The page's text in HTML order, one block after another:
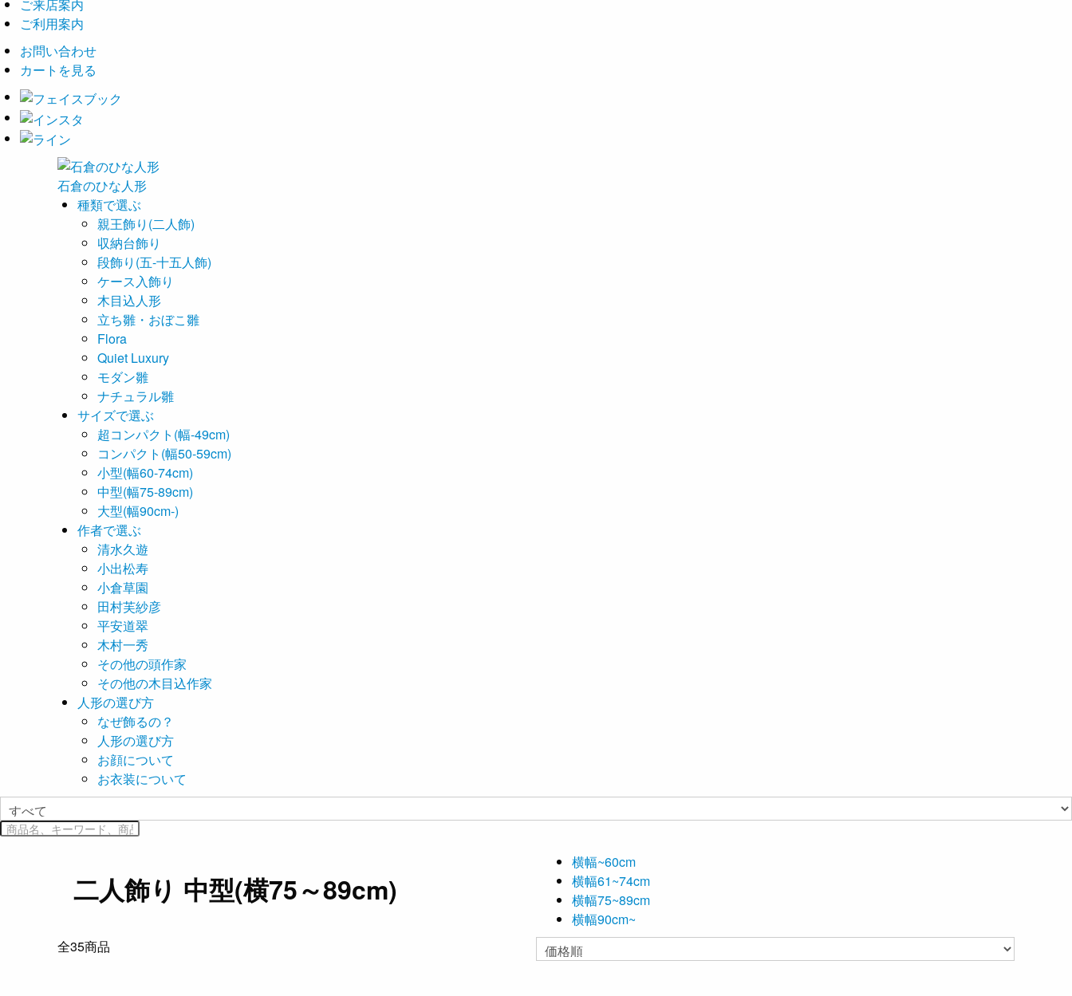
ご来店案内
ご利用案内
お問い合わせ
カートを見る
石倉のひな人形
種類で選ぶ
親王飾り(二人飾)
収納台飾り
段飾り(五-十五人飾)
ケース入飾り
木目込人形
立ち雛・おぼこ雛
Flora
Quiet Luxury
モダン雛
ナチュラル雛
サイズで選ぶ
超コンパクト(幅-49cm)
コンパクト(幅50-59cm)
小型(幅60-74cm)
中型(幅75-89cm)
大型(幅90cm-)
作者で選ぶ
清水久遊
小出松寿
小倉草園
田村芙紗彦
平安道翠
木村一秀
その他の頭作家
その他の木目込作家
人形の選び方
なぜ飾るの？
人形の選び方
お顔について
お衣装について
二人飾り 中型(横75～89cm)
横幅~60cm
横幅61~74cm
横幅75~89cm
横幅90cm~
全35商品